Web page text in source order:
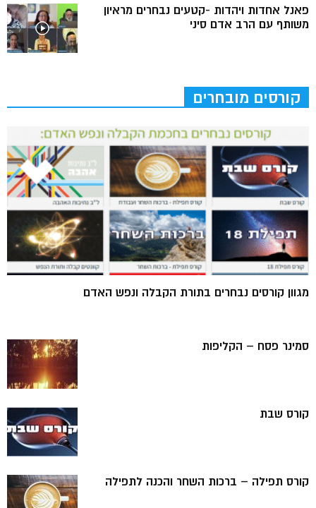
פאנל אחדות ויהדות -קטעים נבחרים מראיון
משותף עם הרב אדם סיני
קורסים מובחרים
מגוון קורסים נבחרים בתורת הקבלה ונפש האדם
סמינר פסח – הקליפות
קורס שבת
קורס תפילה – ברכות השחר והכנה לתפילה